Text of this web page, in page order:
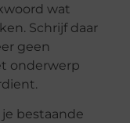
wat
Schrijf daar
geen
onderwerp
bestaande